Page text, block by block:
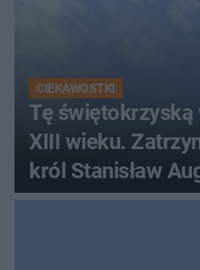
CIEKAWOSTKI
Tę świętokrzyską
XIII wieku.
król Stanisław